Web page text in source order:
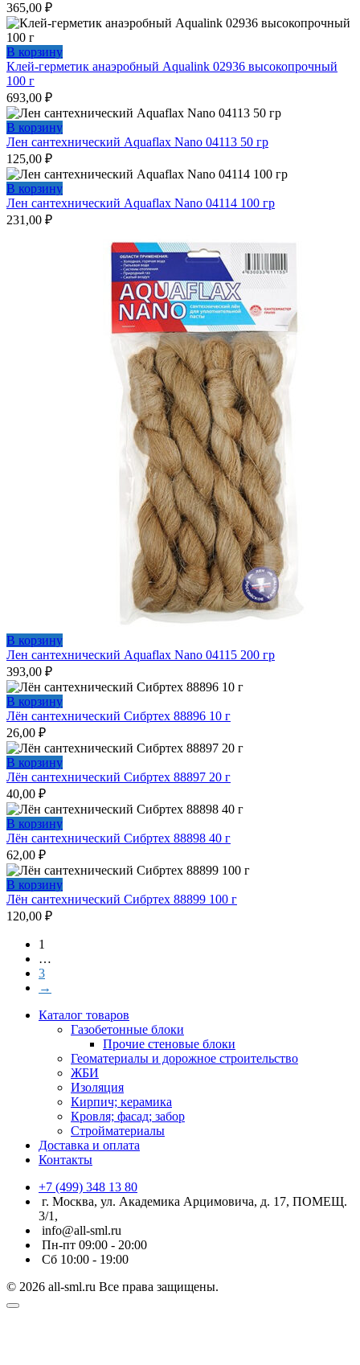
365,00 ₽
В корзину
Клей-герметик анаэробный Aqualink 02936 высокопрочный
100 г
693,00 ₽
В корзину
Лен сантехнический Aquaflax Nano 04113 50 гр
125,00 ₽
В корзину
Лен сантехнический Aquaflax Nano 04114 100 гр
231,00 ₽
В корзину
Лен сантехнический Aquaflax Nano 04115 200 гр
393,00 ₽
В корзину
Лён сантехнический Сибртех 88896 10 г
26,00 ₽
В корзину
Лён сантехнический Сибртех 88897 20 г
40,00 ₽
В корзину
Лён сантехнический Сибртех 88898 40 г
62,00 ₽
В корзину
Лён сантехнический Сибртех 88899 100 г
120,00 ₽
1
…
3
→
Каталог товаров
Газобетонные блоки
Прочие стеновые блоки
Геоматериалы и дорожное строительство
ЖБИ
Изоляция
Кирпич; керамика
Кровля; фасад; забор
Стройматериалы
Доставка и оплата
Контакты
+7 (499) 348 13 80
г. Москва, ул. Академика Арцимовича, д. 17, ПОМЕЩ.
3/1,
info@all-sml.ru
Пн-пт 09:00 - 20:00
Сб 10:00 - 19:00
© 2026 all-sml.ru Все права защищены.